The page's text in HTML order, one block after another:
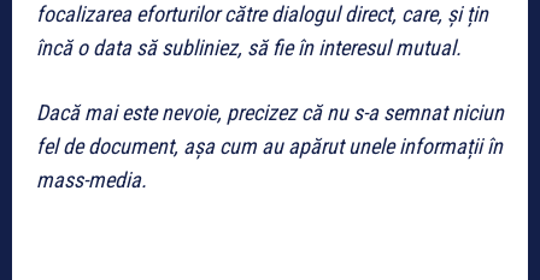
focalizarea eforturilor către dialogul direct, care, și țin
încă o data să subliniez, să fie în interesul mutual.
Dacă mai este nevoie, precizez că nu s-a semnat niciun
fel de document, așa cum au apărut unele informații în
mass-media.